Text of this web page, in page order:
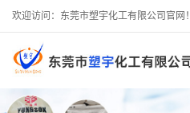
欢迎访问：东莞市塑宇化工有限公司官网！